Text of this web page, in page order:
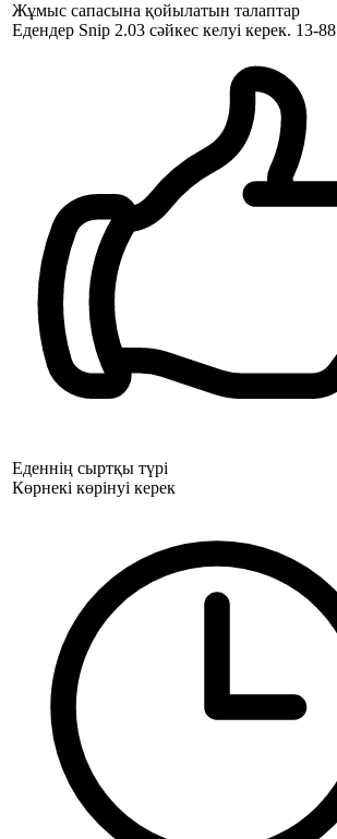
Жұмыс сапасына қойылатын талаптар
Едендер Snip 2.03 сәйкес келуі керек. 13-88
Еденнің сыртқы түрі
Көрнекі көрінуі керек